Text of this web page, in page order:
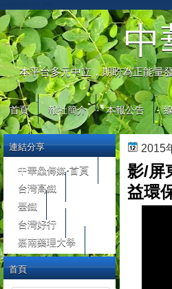
中
本平台多元中立，期盼為正能量
首頁 報社簡介 本報公告
2015
影/屏
益環
連結分享
中華鱻傳媒-首頁
台灣高鐵
臺鐵
台灣好行
嘉南藥理大學
首頁